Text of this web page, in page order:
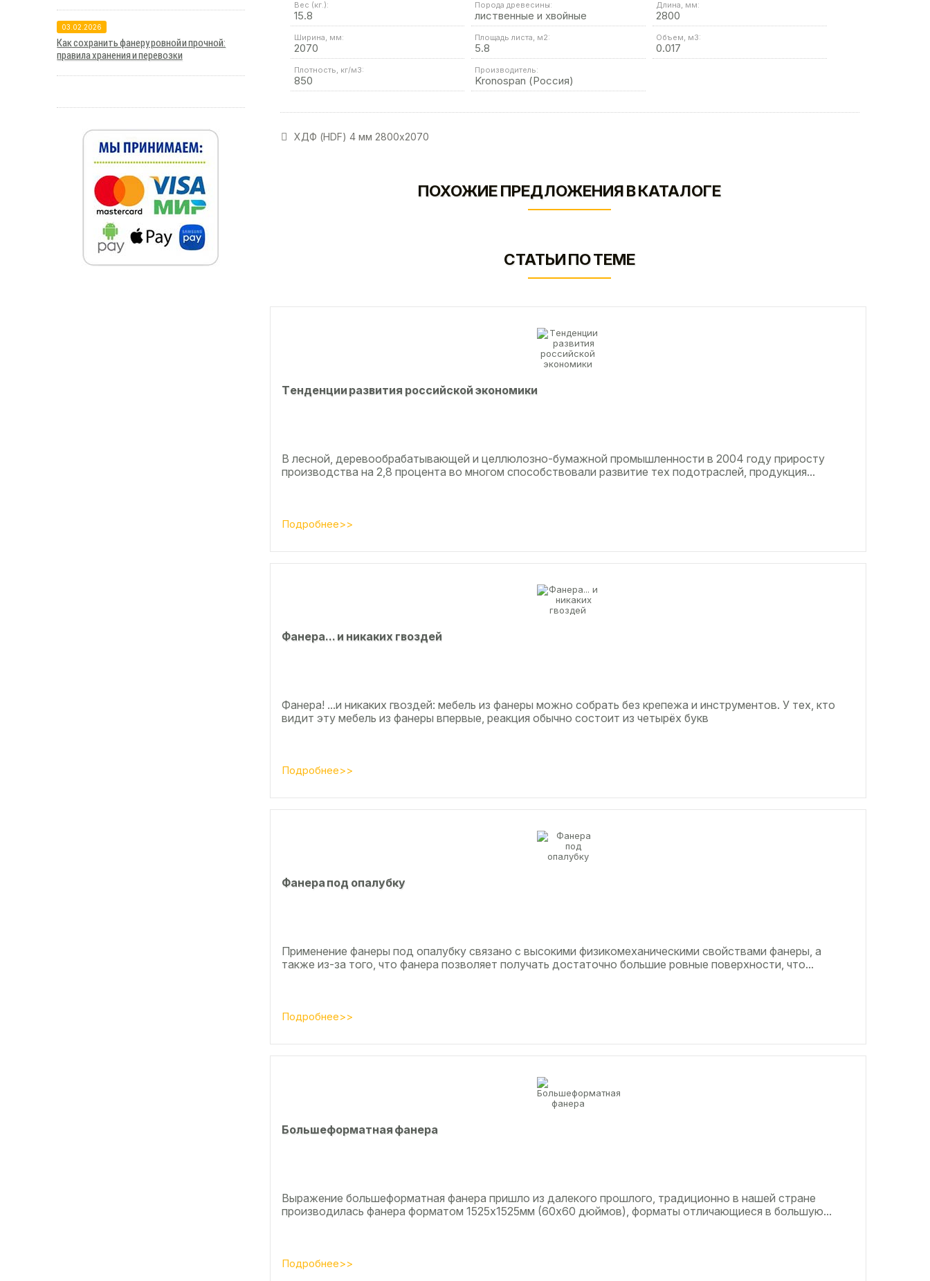
03.02.2026
Как сохранить фанеру ровной и прочной:
правила хранения и перевозки
Вес (кг.):
15.8
Порода древесины:
лиственные и хвойные
Длина, мм:
2800
Ширина, мм:
2070
Площадь листа, м2:
5.8
Объем, м3:
0.017
Плотность, кг/м3:
850
Производитель:
Kronospan (Россия)
ХДФ (HDF) 4 мм 2800х2070
ПОХОЖИЕ ПРЕДЛОЖЕНИЯ В КАТАЛОГЕ
СТАТЬИ ПО ТЕМЕ
Тeндeнции paзвития poccийcкoй экoнoмики
В лесной, деревообрабатывающей и целлюлозно-бумажной промышленности в 2004 году приросту
производства на 2,8 процента во многом способствовали развитие тех подотраслей, продукция...
Подробнее>>
Фанерa... и никaкиx гвoздeй
Фанера! ...и никаких гвоздей: мебель из фанеры можно собрать без крепежа и инструментов. У тех, кто
видит эту мебель из фанеры впервые, реакция обычно состоит из четырёх букв
Подробнее>>
Фанера под опалубку
Применение фанеры под опалубку связано с высокими физикомеханическими свойствами фанеры, а
также из-за того, что фанера позволяет получать достаточно большие ровные поверхности, что...
Подробнее>>
Большеформатная фанера
Выражение большеформатная фанера пришло из далекого прошлого, традиционно в нашей стране
производилась фанера форматом 1525х1525мм (60х60 дюймов), форматы отличающиеся в большую...
Подробнее>>